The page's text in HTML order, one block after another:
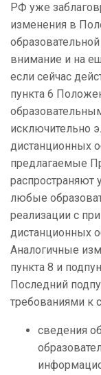
РФ уже
изменения в
внимание и на
если сейчас
пункта 6
исключительно
дистанционных
предлагаемые
распространяют
любые
реализации с
дистанционных
Аналогичные
пункта 8 и
Последний
требованиями
сведения